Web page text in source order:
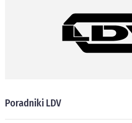
Poradniki LDV